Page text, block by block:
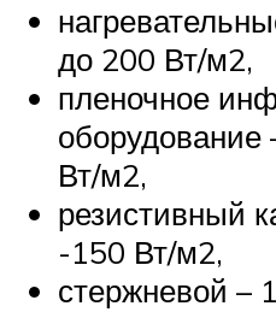
до 200 Вт/м2,
пленочное
оборудование
Вт/м2,
резистивный
-150 Вт/м2,
стержневой –